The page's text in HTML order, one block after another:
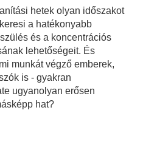
hetek olyan időszakot
a hatékonyabb
és a koncentrációs
lehetőségeit. És
munkát végző emberek,
is - gyakran
ugyanolyan erősen
hat?